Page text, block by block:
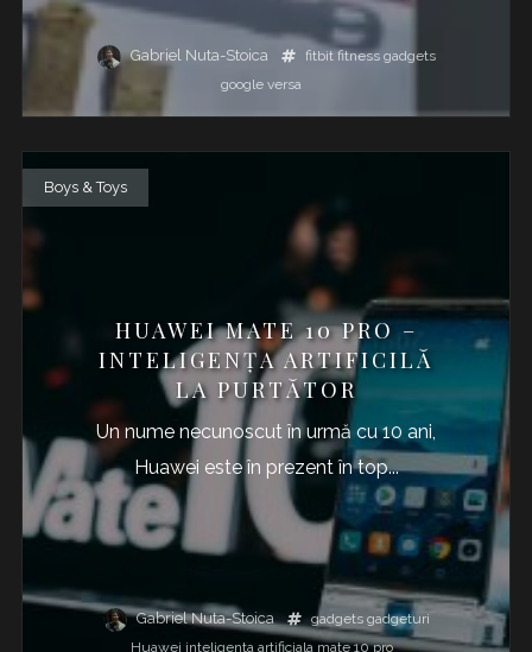
Gabriel Nuta-Stoica fitbit fitness gadgets
google versa
Boys & Toys
HUAWEI MATE 10 PRO –
INTELIGENȚA ARTIFICILĂ
LA PURTĂTOR
Un nume necunoscut în urmă cu 10 ani,
Huawei este în prezent în top...
Gabriel Nuta-Stoica gadgets gadgeturi
Huawei inteligenta artificiala mate 10 pro